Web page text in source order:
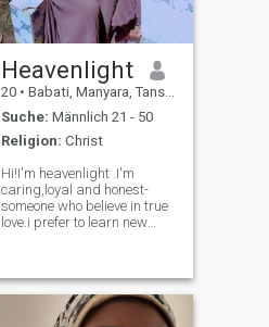
Heavenlight
20 • Babati, Manyara, Tansania
Suche: Männlich 21 - 50
Religion: Christ
Hi!I'm heavenlight .I'm
caring,loyal and honest-
someone who believe in true
love.i prefer to learn new